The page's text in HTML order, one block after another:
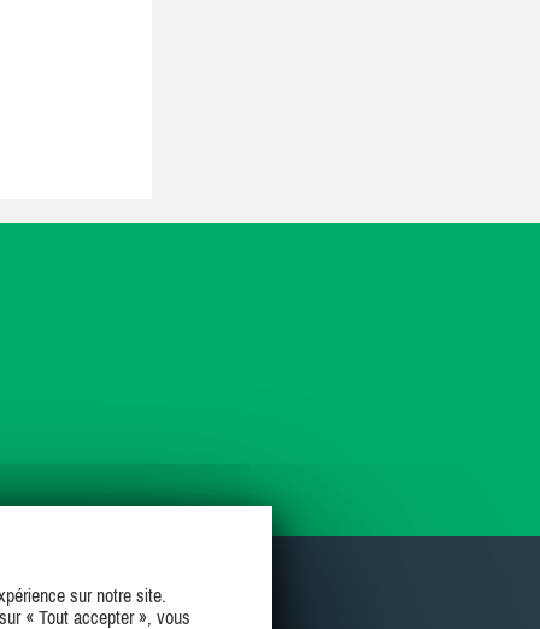
sur notre site.
« Tout accepter », vous